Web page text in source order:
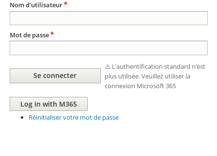
Nom d'utilisateur
Mot de passe
⚠️ L’authentification standard n’est
plus utilisée. Veuillez utiliser la
connexion Microsoft 365
Réinitialiser votre mot de passe